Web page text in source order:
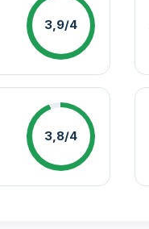
3,9/4
3,8/4